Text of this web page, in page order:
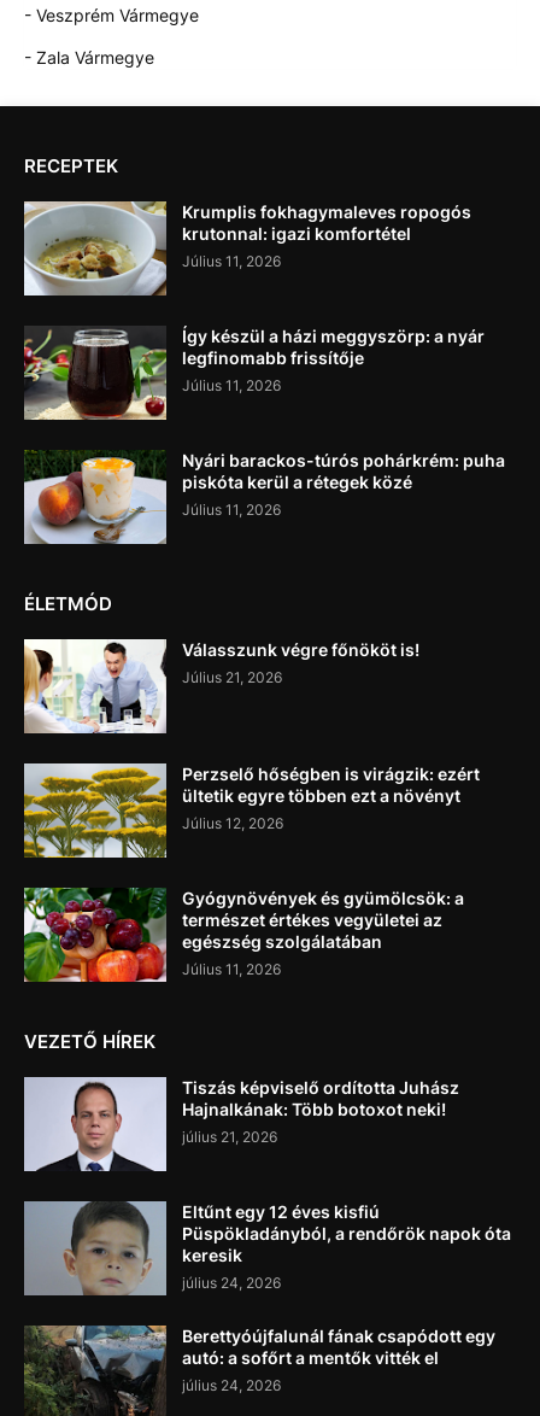
- Veszprém Vármegye
- Zala Vármegye
RECEPTEK
Krumplis fokhagymaleves ropogós
krutonnal: igazi komfortétel
Július 11, 2026
Így készül a házi meggyszörp: a nyár
legfinomabb frissítője
Július 11, 2026
Nyári barackos-túrós pohárkrém: puha
piskóta kerül a rétegek közé
Július 11, 2026
ÉLETMÓD
Válasszunk végre főnököt is!
Július 21, 2026
Perzselő hőségben is virágzik: ezért
ültetik egyre többen ezt a növényt
Július 12, 2026
Gyógynövények és gyümölcsök: a
természet értékes vegyületei az
egészség szolgálatában
Július 11, 2026
VEZETŐ HÍREK
Tiszás képviselő ordította Juhász
Hajnalkának: Több botoxot neki!
július 21, 2026
Eltűnt egy 12 éves kisfiú
Püspökladányból, a rendőrök napok óta
keresik
július 24, 2026
Berettyóújfalunál fának csapódott egy
autó: a sofőrt a mentők vitték el
július 24, 2026